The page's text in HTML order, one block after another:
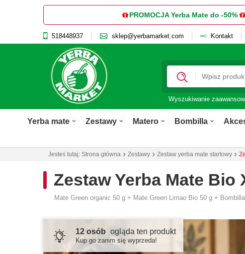
PROMOCJA Yerba Mate do -50%
518448937 sklep@yerbamarket.com Kontakt
Wyszukiwanie
Yerba mate Zestawy Matero Bombilla
Jesteś tutaj: Strona główna Zestawy Zestaw yerba mate startowy
Zestaw Yerba Mate Bio
Mate Green organic 50 g + Mate Green Limao Bio 50 g +
12 osób ogląda ten produkt
Kup go zanim się wyprzeda!